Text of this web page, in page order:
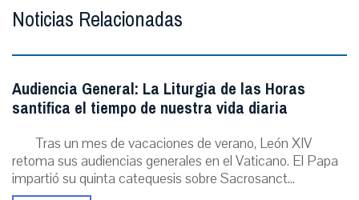
Noticias Relacionadas
Audiencia General: La Liturgia de las Horas
santifica el tiempo de nuestra vida diaria
Tras un mes de vacaciones de verano, León XIV
retoma sus audiencias generales en el Vaticano. El Papa
impartió su quinta catequesis sobre Sacrosanct...